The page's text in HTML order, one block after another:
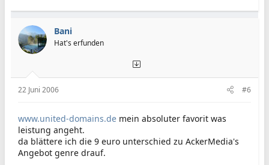
Bani
Hat's erfunden
22 Juni 2006 #6
www.united-domains.de mein absoluter favorit was
leistung angeht.
da blättere ich die 9 euro unterschied zu AckerMedia's
Angebot genre drauf.